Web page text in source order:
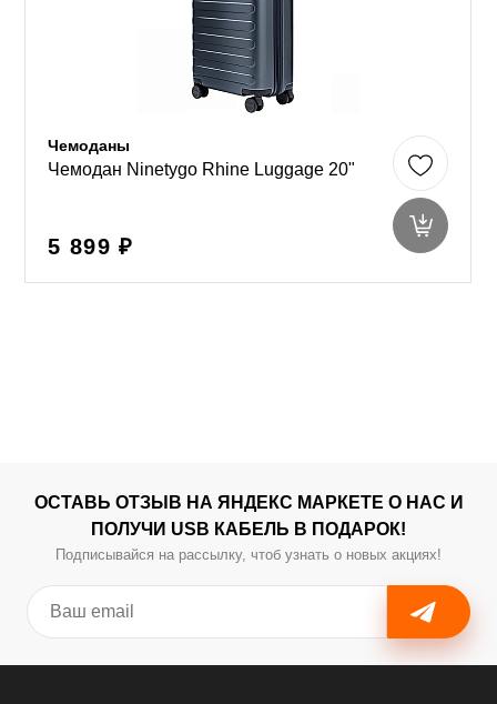
Чемоданы
Чемодан Ninetygo Rhine Luggage 20"
5 899 ₽
ОСТАВЬ ОТЗЫВ НА ЯНДЕКС МАРКЕТЕ О НАС И
ПОЛУЧИ USB КАБЕЛЬ В ПОДАРОК!
Подписывайся на рассылку, чтоб узнать о новых акциях!